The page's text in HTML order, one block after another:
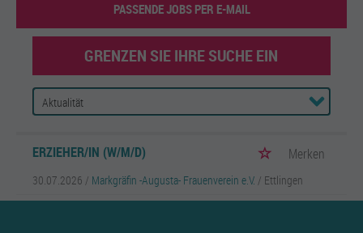
PASSENDE JOBS PER E-MAIL
GRENZEN SIE IHRE SUCHE EIN
ERZIEHER/IN (W/M/D) Merken
30.07.2026 / Markgräfin -Augusta- Frauenverein e.V. / Ettlingen